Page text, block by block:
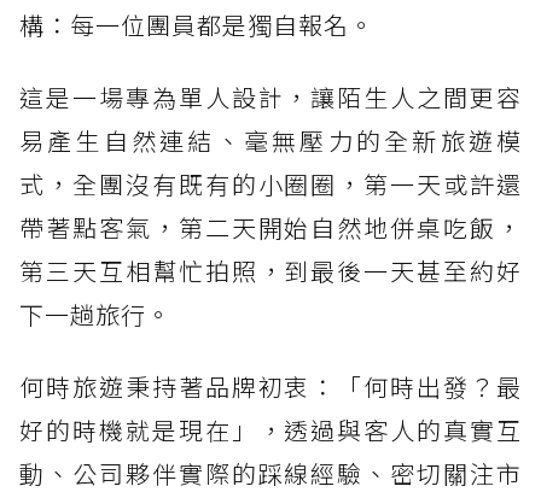
構：每一位團員都是獨自報名。
這是一場專為單人設計，讓陌生人之間更容
易產生自然連結、毫無壓力的全新旅遊模
式，全團沒有既有的小圈圈，第一天或許還
帶著點客氣，第二天開始自然地併桌吃飯，
第三天互相幫忙拍照，到最後一天甚至約好
下一趟旅行。
何時旅遊秉持著品牌初衷：「何時出發？最
好的時機就是現在」，透過與客人的真實互
動、公司夥伴實際的踩線經驗、密切關注市